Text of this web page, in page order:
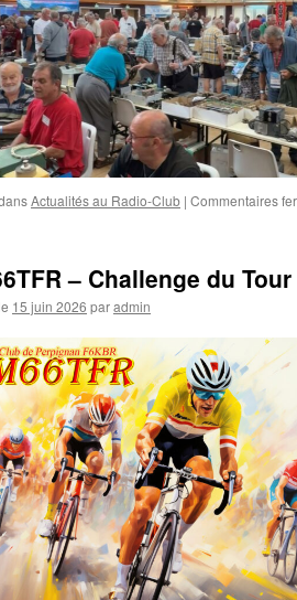
Actualités au Radio-Club | Commentaires
– Challenge du
15 juin 2026 paradmin